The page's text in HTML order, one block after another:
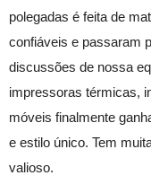
polegadas é feita de
confiáveis ​​e passaram
discussões de nossa
impressoras térmicas,
móveis finalmente
e estilo único. Tem
valioso.